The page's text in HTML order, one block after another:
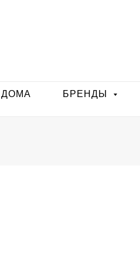
БРЕНДЫ